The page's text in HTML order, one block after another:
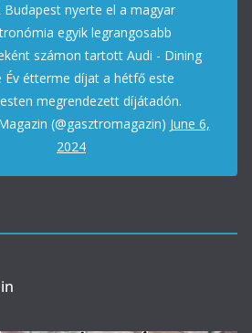
Budapest nyerte el a magyar
egyik legrangosabb
számon tartott Audi - Dining
Év étterme díjat a hétfő este
megrendezett díjátadón.
(@gasztromagazin) June 6,
2024